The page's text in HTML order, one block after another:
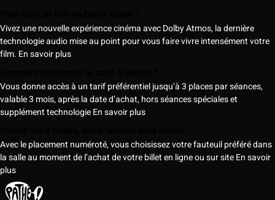
Vivez une nouvelle expérience cinéma avec Dolby Atmos, la dernière
technologie audio mise au point pour vous faire vivre intensément votre
film. En savoir plus
Vous donne accès à un tarif préférentiel jusqu’à 3 places par séances,
valable 3 mois, après la date d’achat, hors séances spéciales et
supplément technologieEn savoir plus
Avec le placement numéroté, vous choisissez votre fauteuil préféré dans
la salle au moment de l’achat de votre billet en ligne ou sur siteEn savoir
plus